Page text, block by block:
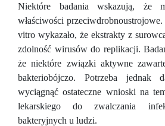
Niektóre badania wskazują, że
właściwości
vitro wykazało, że ekstrakty z
zdolność wirusów do replikacji.
że niektóre związki aktywne
bakteriobójczo. Potrzeba jednak
wyciągnąć ostateczne wnioski na
lekarskiego do zwalczania
bakteryjnych u ludzi.